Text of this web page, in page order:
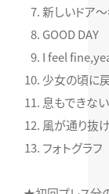
新しいドア
GOOD DAY
I feel
少女の頃に
息もできない
風が通り抜
フォトグラフ